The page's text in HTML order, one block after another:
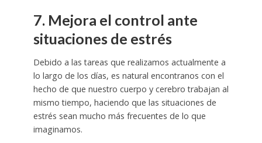
7. Mejora el control ante
situaciones de estrés
Debido a las tareas que realizamos actualmente a
lo largo de los días, es natural encontranos con el
hecho de que nuestro cuerpo y cerebro trabajan al
mismo tiempo, haciendo que las situaciones de
estrés sean mucho más frecuentes de lo que
imaginamos.